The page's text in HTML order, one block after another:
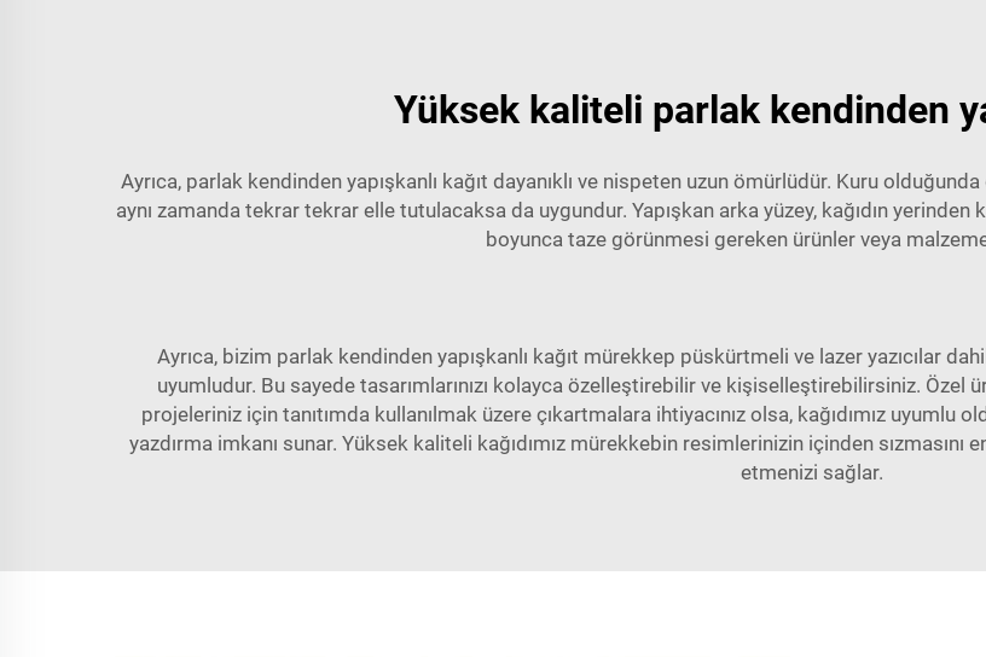
Yüksek kaliteli parlak kendinden
Ayrıca, parlak kendinden yapışkanlı kağıt dayanıklı ve nispeten uzun ömürlüdür. Kuru
aynı zamanda tekrar tekrar elle tutulacaksa da uygundur. Yapışkan arka yüzey, kağıdın
boyunca taze görünmesi gereken ürünler veya
Ayrıca, bizim parlak kendinden yapışkanlı kağıt mürekkep püskürtmeli ve lazer yazıcılar
uyumludur. Bu sayede tasarımlarınızı kolayca özelleştirebilir ve kişiselleştirebilirsiniz. Özel
projeleriniz için tanıtımda kullanılmak üzere çıkartmalara ihtiyacınız olsa, kağıdımız uyumlu
yazdırma imkanı sunar. Yüksek kaliteli kağıdımız mürekkebin resimlerinizin içinden
etmenizi sağlar.